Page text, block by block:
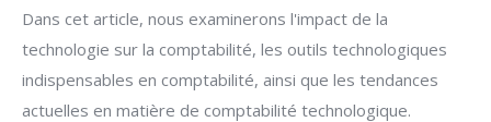
Dans cet article, nous examinerons l'impact de la
technologie sur la comptabilité, les outils technologiques
indispensables en comptabilité, ainsi que les tendances
actuelles en matière de comptabilité technologique.